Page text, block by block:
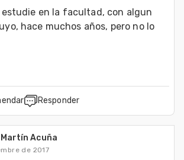
en la facultad, con algun
hace muchos años, pero no lo
Responder
Acuña
de 2017